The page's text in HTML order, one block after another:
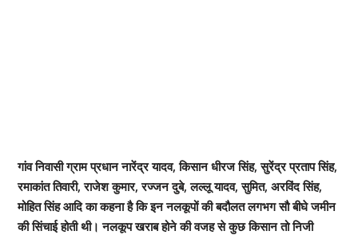
गांव निवासी ग्राम प्रधान नारेंद्र यादव, किसान धीरज सिंह, सुरेंद्र प्रताप सिंह,
रमाकांत तिवारी, राजेश कुमार, रज्जन दुबे, लल्लू यादव, सुमित, अरविंद सिंह,
मोहित सिंह आदि का कहना है कि इन नलकूपों की बदौलत लगभग सौ बीघे जमीन
की सिंचाई होती थी। नलकूप खराब होने की वजह से कुछ किसान तो निजी